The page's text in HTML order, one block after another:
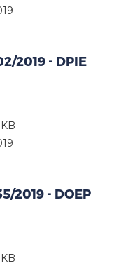
2019 - DPIE
2019 - DOEP